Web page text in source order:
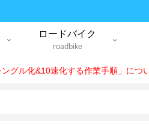
ロードバイク
roadbike
グル化&10速化する作業手順」につ